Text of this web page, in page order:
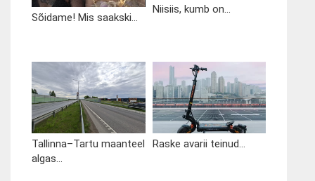
Sõidame! Mis saakski...
Niisiis, kumb on...
Tallinna–Tartu maanteel
algas...
Raske avarii teinud...